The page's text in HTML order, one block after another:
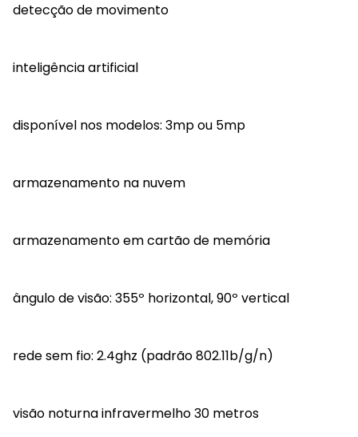
detecção de movimento
inteligência artificial
disponível nos modelos: 3mp ou 5mp
armazenamento na nuvem
armazenamento em cartão de memória
ângulo de visão: 355º horizontal, 90º vertical
rede sem fio: 2.4ghz (padrão 802.11b/g/n)
visão noturna infravermelho 30 metros